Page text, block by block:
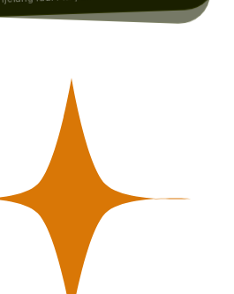
untuk berzakat. Zakat sendiri
harta…